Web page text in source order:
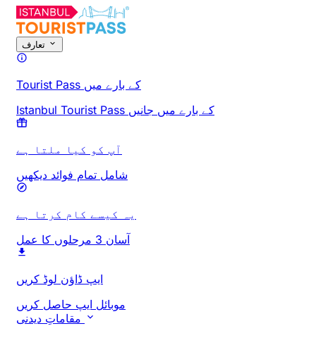
تعارف
Tourist Pass کے بارے میں
Istanbul Tourist Pass کے بارے میں جانیں
آپ کو کیا ملتا ہے
شامل تمام فوائد دیکھیں
یہ کیسے کام کرتا ہے
آسان 3 مرحلوں کا عمل
ایپ ڈاؤن لوڈ کریں
موبائل ایپ حاصل کریں
مقاماتِ دیدنی